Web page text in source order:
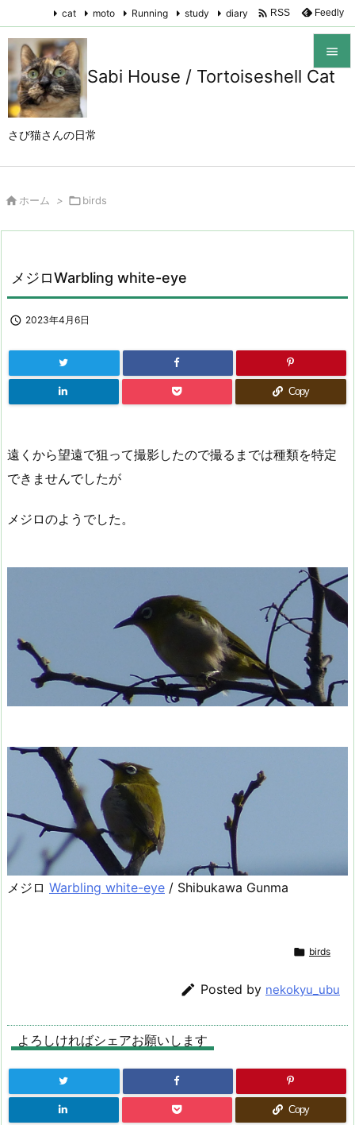
Sabi House / Tortoiseshell Cat
さび猫さんの日常



cat moto Running study diary  RSS Feedly
 ホーム > birds
メジロWarbling white-eye
 2023年4月6日
Copy
遠くから望遠で狙って撮影したので撮るまでは種類を特定
できませんでしたが
メジロのようでした。
メジロ Warbling white-eye / Shibukawa Gunma
 birds
 Posted by nekokyu_ubu
よろしければシェアお願いします
Copy